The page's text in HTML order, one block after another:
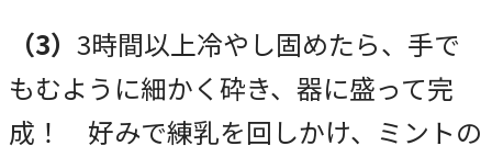
（3） 3時間以上冷やし固めたら、手で
もむように細かく砕き、器に盛って完
成！ 好みで練乳を回しかけ、ミントの